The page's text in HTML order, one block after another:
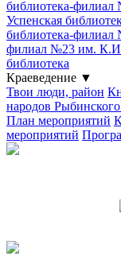
библиотека-филиал
Успенская
библиотека-филиал
филиал №23 им.
библиотека
Краеведение ▼
Твои люди, район
народов
План мероприятий
мероприятий